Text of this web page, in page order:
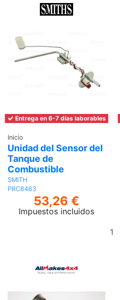
Entrega en 6-7 días laborables
Inicio
Unidad del Sensor del
Tanque de
Combustible
SMITH
PRC8463
53,26 €
Impuestos incluidos